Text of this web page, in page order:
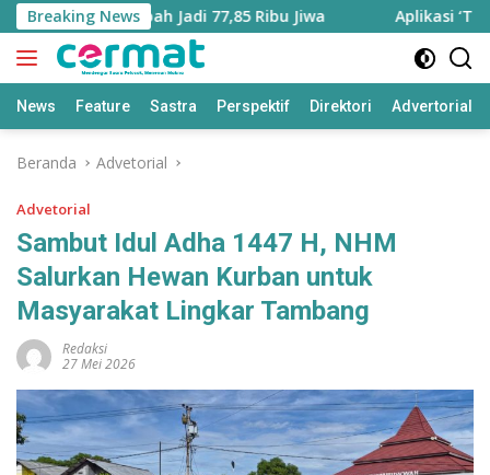
Langsung
ke
konten
Breaking News
Bertambah Jadi 77,85 Ribu Jiwa Aplikasi ‘Teras
News Feature Sastra Perspektif Direktori Advertorial
Beranda Advetorial
Advetorial
Sambut Idul Adha 1447 H, NHM
Salurkan Hewan Kurban untuk
Masyarakat Lingkar Tambang
Redaksi
27 Mei 2026